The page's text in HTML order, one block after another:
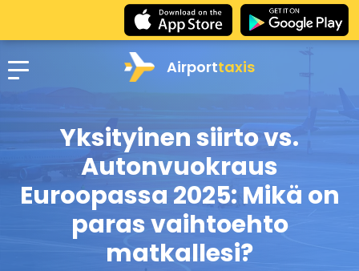
Airporttaxis
Yksityinen siirto vs.
Autonvuokraus
Euroopassa 2025: Mikä on
paras vaihtoehto
matkallesi?